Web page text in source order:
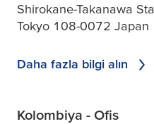
Shirokane-Takanawa
Tokyo 108-0072 Japan
Daha fazla bilgi alın
Kolombiya - Ofis